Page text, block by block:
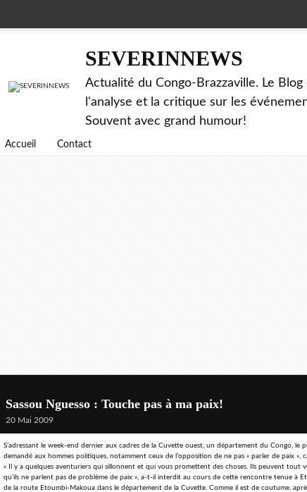
SEVERINNEWS
Actualité du Congo-Brazzaville. Le
l'analyse et la critique sur les
Souvent avec grand humour!
Accueil Contact
Sassou Nguesso : Touche pas à ma paix!
20 Mai 2009
S’adressant le week-end dernier aux cadres de la Cuvette ouest, un département du Congo, le
demandé aux hommes politiques, notamment ceux de l’opposition de ne pas « parler de paix »,
« Il y a quelques aventuriers qui sillonnent et qui vous promettent des choses. Ils peuvent tout
qu’ils ne parlent pas de problème de paix », a-t-il interdit au cours de cette rencontre tenue à
de la route Etoumbi-Makoua dans le département de la Cuvette. Comme il est de coutume,